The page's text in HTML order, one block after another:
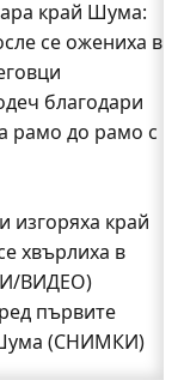
(СНИМКИ)
благодари
рамо до рамо с
изгоряха край
хвърлиха в
ВИДЕО)
утре в части
изберат Годеч
(ВИДЕО)
старата круша
край Шума:
се ожениха в
благодари
рамо до рамо с
изгоряха край
хвърлиха в
ВИДЕО)
първите
(СНИМКИ)